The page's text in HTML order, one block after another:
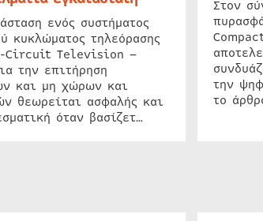
ενός συστήματος
κυκλώματος τηλεόρασης
Circuit Television –
την επιτήρηση
και μη χώρων και
θεωρείται ασφαλής και
όταν βασίζετ…
Στον
την
το